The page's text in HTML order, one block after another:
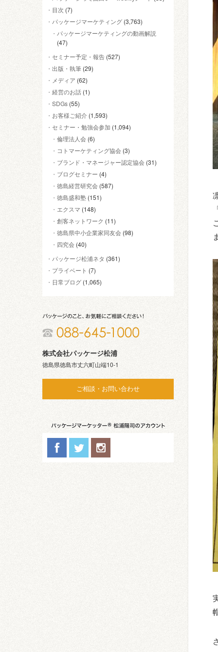
目次 (7)
パッケージマーケティング (3,763)
パッケージマーケティングの動画解説
(47)
セミナー予定・報告 (527)
出版・執筆 (29)
メディア (62)
経営のお話 (1)
SDGs (55)
お客様ご紹介 (1,593)
セミナー・勉強会参加 (1,094)
倫理法人会 (6)
コトマーケティング協会 (3)
ブランド・マネージャー認定協会 (31)
ブログセミナー (4)
徳島経営研究会 (587)
徳島盛和塾 (151)
エクスマ (148)
創客ネットワーク (11)
徳島県中小企業家同友会 (98)
四究会 (40)
パッケージ松浦ネタ (361)
プライベート (7)
日常ブログ (1,065)
株式会社パッケージ松浦
徳島県徳島市丈六町山端10-1
ご相談・お問い合わせ